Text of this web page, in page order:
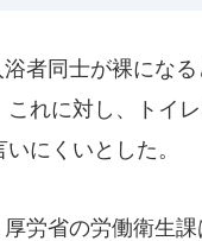
者同士が裸にな
れに対し、トイ
にくいとした。
労省の労働衛生